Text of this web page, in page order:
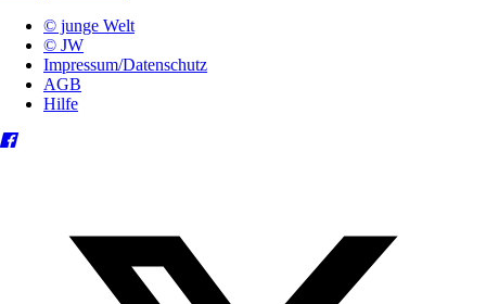
© junge Welt
© JW
Impressum/Datenschutz
AGB
Hilfe